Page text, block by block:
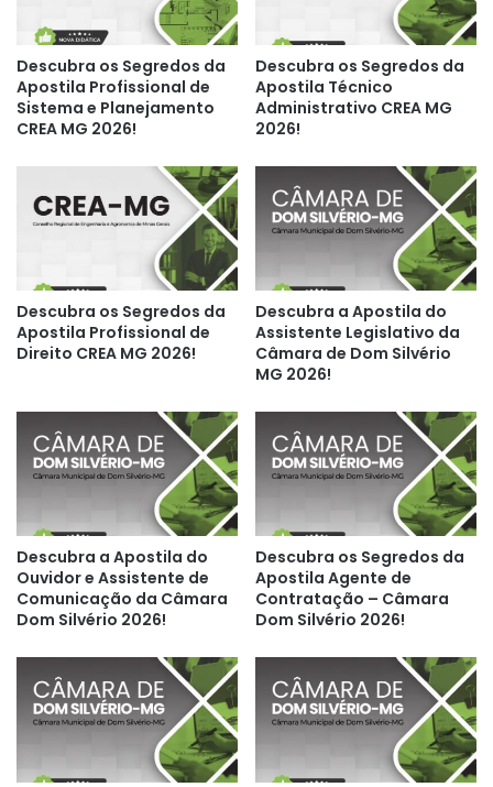
Descubra os Segredos da
Apostila Profissional de
Sistema e Planejamento
CREA MG 2026!
Descubra os Segredos da
Apostila Técnico
Administrativo CREA MG
2026!
Descubra os Segredos da
Apostila Profissional de
Direito CREA MG 2026!
Descubra a Apostila do
Assistente Legislativo da
Câmara de Dom Silvério
MG 2026!
Descubra a Apostila do
Ouvidor e Assistente de
Comunicação da Câmara
Dom Silvério 2026!
Descubra os Segredos da
Apostila Agente de
Contratação – Câmara
Dom Silvério 2026!